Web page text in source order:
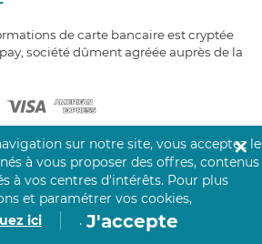
de carte bancaire est cryptée
société dûment agréée auprès de la
par les Groupes
sur notre site, vous acceptez le
à vous proposer des offres, contenus
à vos centres d’intérêts. Pour plus
et paramétrer vos cookies,
ici
. J'accepte
✕